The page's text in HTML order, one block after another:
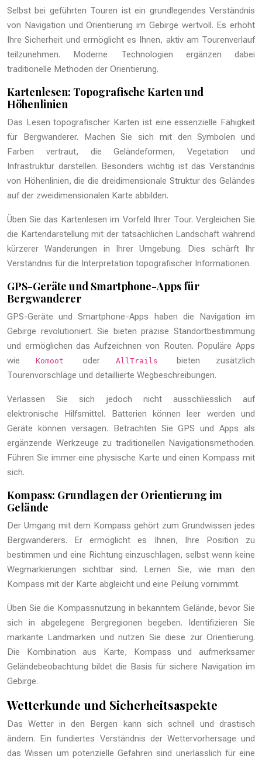
Selbst bei geführten Touren ist ein grundlegendes Verständnis
von Navigation und Orientierung im Gebirge wertvoll. Es erhöht
Ihre Sicherheit und ermöglicht es Ihnen, aktiv am Tourenverlauf
teilzunehmen. Moderne Technologien ergänzen dabei
traditionelle Methoden der Orientierung.
Kartenlesen: Topografische Karten und
Höhenlinien
Das Lesen topografischer Karten ist eine essenzielle Fähigkeit
für Bergwanderer. Machen Sie sich mit den Symbolen und
Farben vertraut, die Geländeformen, Vegetation und
Infrastruktur darstellen. Besonders wichtig ist das Verständnis
von Höhenlinien, die die dreidimensionale Struktur des Geländes
auf der zweidimensionalen Karte abbilden.
Üben Sie das Kartenlesen im Vorfeld Ihrer Tour. Vergleichen Sie
die Kartendarstellung mit der tatsächlichen Landschaft während
kürzerer Wanderungen in Ihrer Umgebung. Dies schärft Ihr
Verständnis für die Interpretation topografischer Informationen.
GPS-Geräte und Smartphone-Apps für
Bergwanderer
GPS-Geräte und Smartphone-Apps haben die Navigation im
Gebirge revolutioniert. Sie bieten präzise Standortbestimmung
und ermöglichen das Aufzeichnen von Routen. Populäre Apps
wieKomoot oderAllTrails bieten zusätzlich
Tourenvorschläge und detaillierte Wegbeschreibungen.
Verlassen Sie sich jedoch nicht ausschliesslich auf
elektronische Hilfsmittel. Batterien können leer werden und
Geräte können versagen. Betrachten Sie GPS und Apps als
ergänzende Werkzeuge zu traditionellen Navigationsmethoden.
Führen Sie immer eine physische Karte und einen Kompass mit
sich.
Kompass: Grundlagen der Orientierung im
Gelände
Der Umgang mit dem Kompass gehört zum Grundwissen jedes
Bergwanderers. Er ermöglicht es Ihnen, Ihre Position zu
bestimmen und eine Richtung einzuschlagen, selbst wenn keine
Wegmarkierungen sichtbar sind. Lernen Sie, wie man den
Kompass mit der Karte abgleicht und eine Peilung vornimmt.
Üben Sie die Kompassnutzung in bekanntem Gelände, bevor Sie
sich in abgelegene Bergregionen begeben. Identifizieren Sie
markante Landmarken und nutzen Sie diese zur Orientierung.
Die Kombination aus Karte, Kompass und aufmerksamer
Geländebeobachtung bildet die Basis für sichere Navigation im
Gebirge.
Wetterkunde und Sicherheitsaspekte
Das Wetter in den Bergen kann sich schnell und drastisch
ändern. Ein fundiertes Verständnis der Wettervorhersage und
das Wissen um potenzielle Gefahren sind unerlässlich für eine